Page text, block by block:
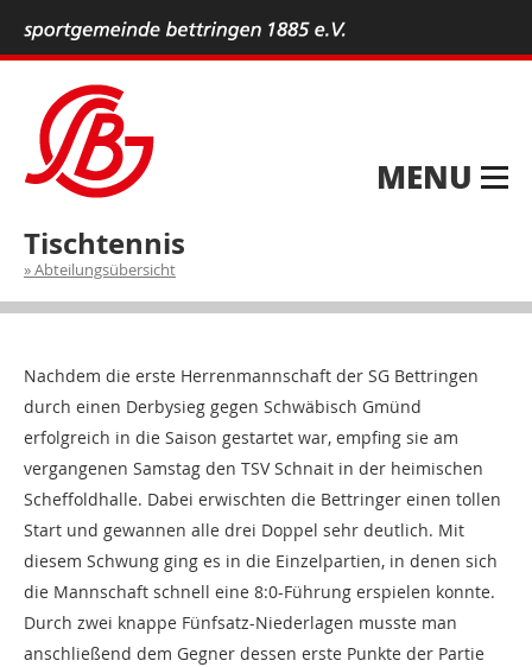
MENU
Tischtennis
Abteilungsübersicht
Nachdem die erste Herrenmannschaft der SG Bettringen
durch einen Derbysieg gegen Schwäbisch Gmünd
erfolgreich in die Saison gestartet war, empfing sie am
vergangenen Samstag den TSV Schnait in der heimischen
Scheffoldhalle. Dabei erwischten die Bettringer einen tollen
Start und gewannen alle drei Doppel sehr deutlich. Mit
diesem Schwung ging es in die Einzelpartien, in denen sich
die Mannschaft schnell eine 8:0-Führung erspielen konnte.
Durch zwei knappe Fünfsatz-Niederlagen musste man
anschließend dem Gegner dessen erste Punkte der Partie